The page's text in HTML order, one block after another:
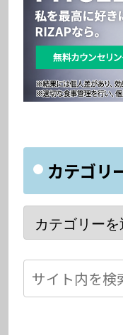
カテゴリ